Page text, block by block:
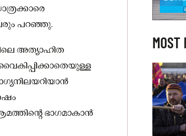
പറഞ്ഞു.
അത്യാഹിത
ഭാഗമാകാൻ
MOST